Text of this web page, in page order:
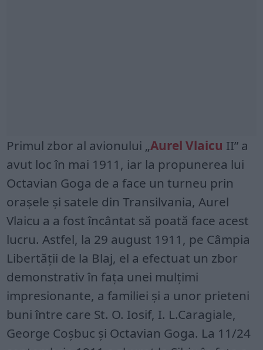
Primul zbor al avionului „Aurel Vlaicu II” a
avut loc în mai 1911, iar la propunerea lui
Octavian Goga de a face un turneu prin
oraşele şi satele din Transilvania, Aurel
Vlaicu a a fost încântat să poată face acest
lucru. Astfel, la 29 august 1911, pe Câmpia
Libertăţii de la Blaj, el a efectuat un zbor
demonstrativ în faţa unei mulţimi
impresionante, a familiei şi a unor prieteni
buni între care St. O. Iosif, I. L.Caragiale,
George Coşbuc şi Octavian Goga. La 11/24